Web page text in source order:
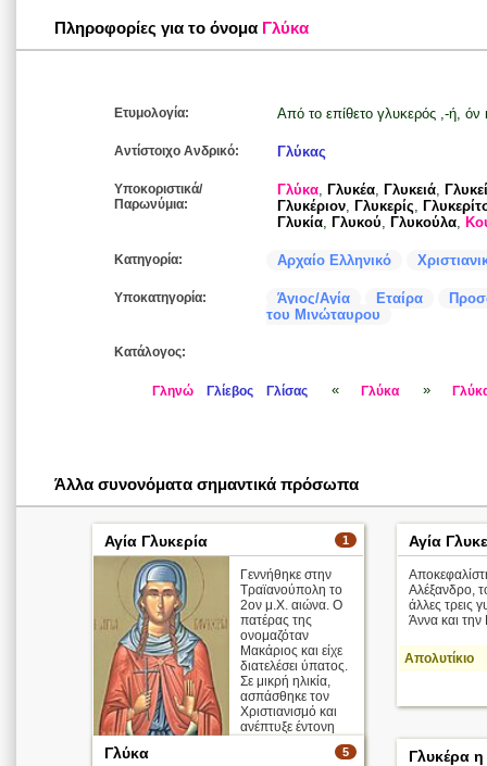
Πληροφορίες για το όνομα Γλύκα
Ετυμολογία: Από το επίθετο γλυκερός ,-ή, όν
Αντίστοιχο Ανδρικό: Γλύκας
Υποκοριστικά/
Παρωνύμια:
Γλύκα, Γλυκέα, Γλυκειά,
Γλυκέριον, Γλυκερίς,
Γλυκία, Γλυκού, Γλυκούλα,
Κατηγορία: Αρχαίο Ελληνικό
Υποκατηγορία: Άγιος/Αγία Εταίρα
του Μινώταυρου
Κατάλογος:
Γληνώ Γλίεβος Γλίσας « Γλύκα »
Άλλα συνονόματα σημαντικά πρόσωπα
1
Αγία Γλυκερία
Γεννήθηκε στην
Τραϊανούπολη το
2ον μ.Χ. αιώνα. Ο
πατέρας της
ονομαζόταν
Μακάριος και είχε
διατελέσει ύπατος.
Σε μικρή ηλικία,
ασπάσθηκε τον
Χριστιανισμό και
ανέπτυξε έντονη
χριστιανική δράση
(προσ ...
Αγία
Αλέξανδρο,
άλλες τρεις
Άννα και την
Απολυτίκιο
5
Γλύκα Γλυκέρα η